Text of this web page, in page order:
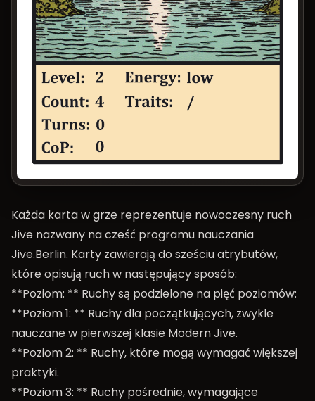
Każda karta w grze reprezentuje nowoczesny ruch
Jive nazwany na cześć programu nauczania
Jive.Berlin. Karty zawierają do sześciu atrybutów,
które opisują ruch w następujący sposób:
**Poziom: ** Ruchy są podzielone na pięć poziomów:
**Poziom 1: ** Ruchy dla początkujących, zwykle
nauczane w pierwszej klasie Modern Jive.
**Poziom 2: ** Ruchy, które mogą wymagać większej
praktyki.
**Poziom 3: ** Ruchy pośrednie, wymagające